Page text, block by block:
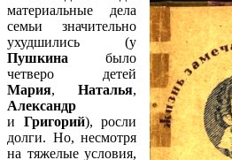
материальные дела
семьи значительно
ухудшились (у
Пушкина было
четверо детей
Мария, Наталья,
Александр
и Григорий), росли
долги. Но, несмотря
на тяжелые условия,